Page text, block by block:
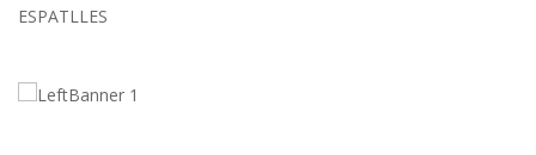
ESPATLLES